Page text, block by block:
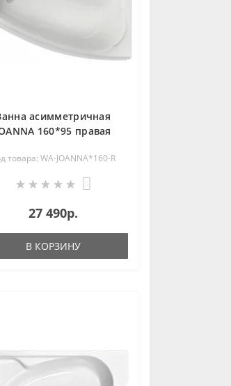
асимметричная
160*95 правая
товара: WA-JOANNA*160-R
27 490р.
В КОРЗИНУ